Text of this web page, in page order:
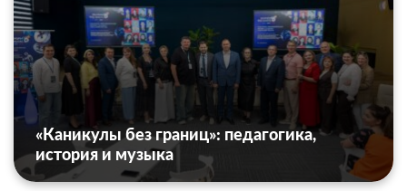
«Каникулы без границ»: педагогика,
история и музыка